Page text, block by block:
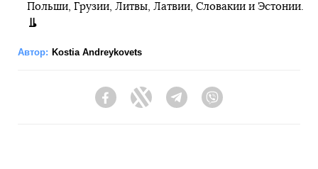
Польши, Грузии, Литвы, Латвии, Словакии и Эстонии.
Автор: Kostia Andreykovets
FacebookTwitter Telegram